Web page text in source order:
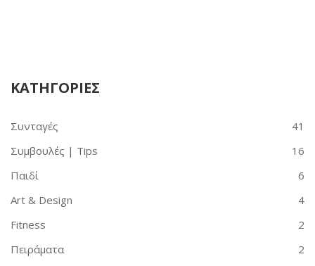
ΚΑΤΗΓΟΡΙΕΣ
Συνταγές
41
Συμβουλές | Tips
16
Παιδί
6
Art & Design
4
Fitness
2
Πειράματα
2